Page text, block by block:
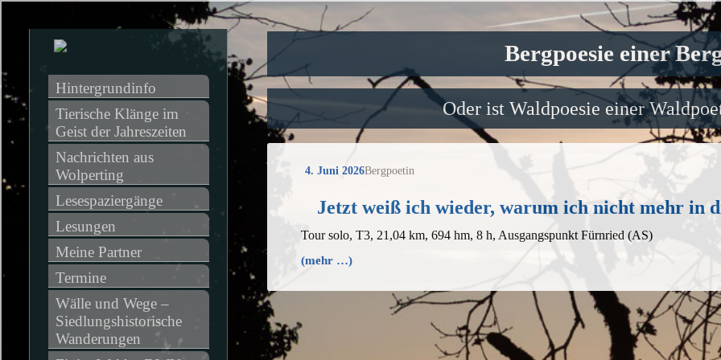
Bergpoesie einer
Oder ist Waldpoesie einer
4. Juni 2026Bergpoetin
Jetzt weiß ich wieder, warum ich nicht mehr in
Tour solo, T3, 21,04 km, 694 hm, 8 h, Ausgangspunkt Fürnried (AS)
(mehr …)
Hintergrundinfo
Tierische Klänge im
Geist der Jahreszeiten
Nachrichten aus
Wolperting
Lesespaziergänge
Lesungen
Meine Partner
Termine
Wälle und Wege –
Siedlungshistorische
Wanderungen